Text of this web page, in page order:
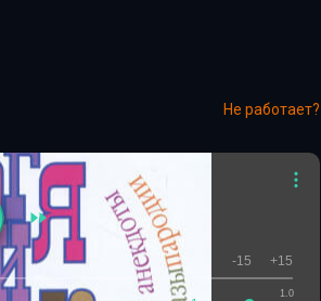
Переводчик: Ливергант Александр
Переводчик: Ливергант Александр
Яковлевич).
Ищите женщину...
Иванович, Автор: Уайльд Оскар,
Жизнь коротка, искусство бесконечно
Иванович, Автор: Уайльд Оскар,
Человек - это звучит...
(Исполнитель
Не работает?
1.0
-15 +15